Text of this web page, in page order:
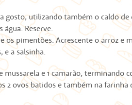
gosto, utilizando também o caldo de
água. Reserve.
os pimentões. Acrescente o arroz e
e a salsinha.
mussarela e 1 camarão, terminando
2 ovos batidos e também na farinha